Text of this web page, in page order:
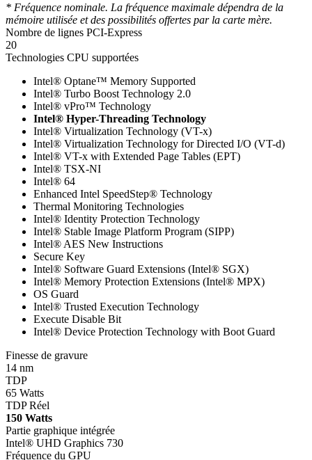
* Fréquence nominale. La fréquence maximale dépendra de la
mémoire utilisée et des possibilités offertes par la carte mère.
Nombre de lignes PCI-Express
20
Technologies CPU supportées
Intel® Optane™ Memory Supported
Intel® Turbo Boost Technology 2.0
Intel® vPro™ Technology
Intel® Hyper-Threading Technology
Intel® Virtualization Technology (VT-x)
Intel® Virtualization Technology for Directed I/O (VT-d)
Intel® VT-x with Extended Page Tables (EPT)
Intel® TSX-NI
Intel® 64
Enhanced Intel SpeedStep® Technology
Thermal Monitoring Technologies
Intel® Identity Protection Technology
Intel® Stable Image Platform Program (SIPP)
Intel® AES New Instructions
Secure Key
Intel® Software Guard Extensions (Intel® SGX)
Intel® Memory Protection Extensions (Intel® MPX)
OS Guard
Intel® Trusted Execution Technology
Execute Disable Bit
Intel® Device Protection Technology with Boot Guard
Finesse de gravure
14 nm
TDP
65 Watts
TDP Réel
150 Watts
Partie graphique intégrée
Intel® UHD Graphics 730
Fréquence du GPU